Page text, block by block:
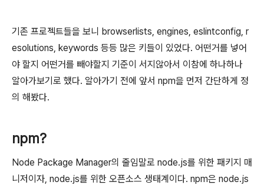
기존 프로젝트들을 보니 browserlists, engines, eslintconfig, r
esolutions, keywords 등등 많은 키들이 있었다. 어떤거를 넣어
야 할지 어떤거를 빼야할지 기준이 서지않아서 이참에 하나하나
알아가보기로 했다. 알아가기 전에 앞서 npm을 먼저 간단하게 정
의 해봤다.
npm?
Node Package Manager의 줄임말로 node.js를 위한 패키지 매
니저이자, node.js를 위한 오픈소스 생태계이다. npm은 node.js